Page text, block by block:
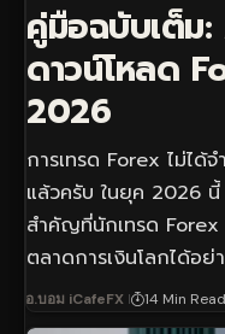
คู่มือฉบับเต็ม
ดาวน์โหลด
2026
การเทรด Forex ไม่ได้
แล้วครับ ในยุค 2026
สำคัญที่นักเทรด Forex
ตลาดการเงินโลกได้อย่
อ.บอม iCafeFX 14 Min Read